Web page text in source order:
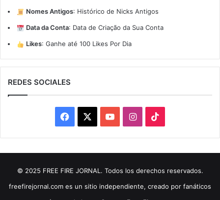
Nomes Antigos: Histórico de Nicks Antigos
Data da Conta: Data de Criação da Sua Conta
Likes: Ganhe até 100 Likes Por Dia
REDES SOCIALES
Facebook YouTubeInstagram
© 2025 FREE FIRE JORNAL. Todos los derechos reservados.
freefirejornal.com es un sitio independiente, creado por fanáticos